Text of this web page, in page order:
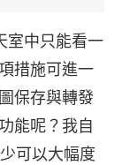
室中只能看一
措施可進一
保存與轉發
能呢？我自
可以大幅度